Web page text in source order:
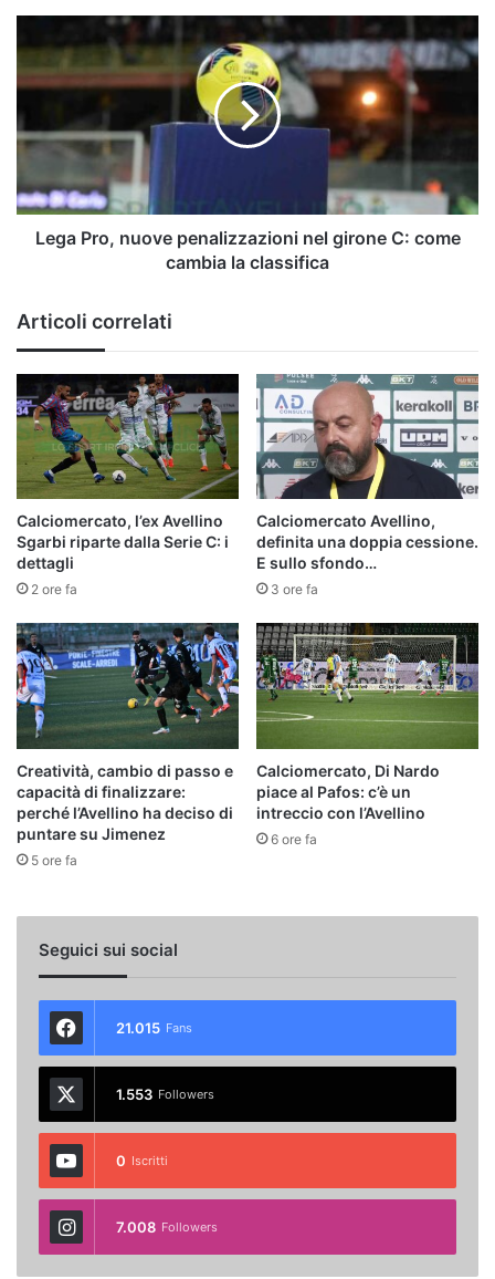
Pro,
nuove
penalizzazioni
nel
girone
come
cambia
Lega Pro, nuove penalizzazioni nel girone C: come
cambia la classifica
Articoli correlati
Calciomercato, l’ex Avellino
Sgarbi riparte dalla Serie C: i
dettagli
2 ore fa
Calciomercato Avellino,
definita una doppia cessione.
E sullo sfondo…
3 ore fa
Creatività, cambio di passo e
capacità di finalizzare:
perché l’Avellino ha deciso di
puntare su Jimenez
5 ore fa
Calciomercato, Di Nardo
piace al Pafos: c’è un
intreccio con l’Avellino
6 ore fa
Seguici sui social
21.015 Fans
1.553 Followers
0 Iscritti
7.008 Followers